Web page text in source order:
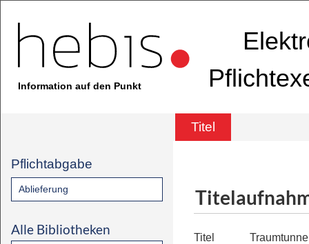
Information auf den Punkt
Titel
Pflichtabgabe
Ablieferung
Alle Bibliotheken
Titel